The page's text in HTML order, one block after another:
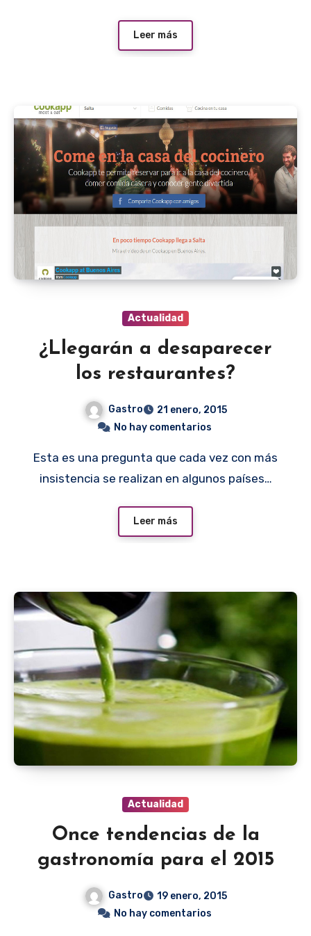
Leer más
Actualidad
¿Llegarán a desaparecer
los restaurantes?
Gastro
21 enero, 2015
No hay comentarios
Esta es una pregunta que cada vez con más
insistencia se realizan en algunos países…
Leer más
Actualidad
Once tendencias de la
gastronomía para el 2015
Gastro
19 enero, 2015
No hay comentarios